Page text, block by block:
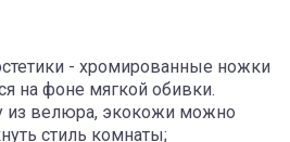
- хромированные ножки
на фоне мягкой обивки.
из велюра, экокожи можно
стиль комнаты;